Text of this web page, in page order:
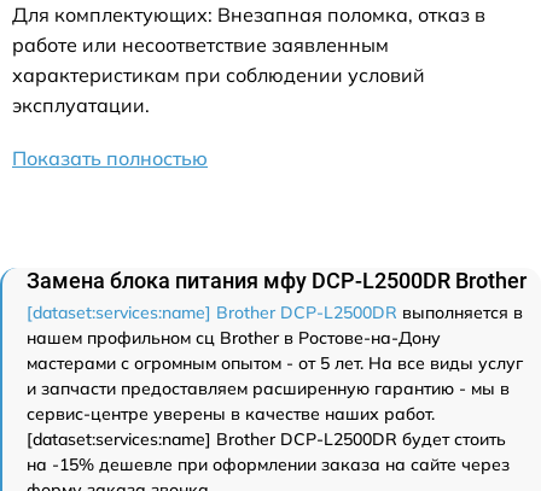
Для комплектующих: Внезапная поломка, отказ в
работе или несоответствие заявленным
характеристикам при соблюдении условий
эксплуатации.
Показать полностью
Замена блока питания мфу DCP-L2500DR Brother
[dataset:services:name] Brother DCP-L2500DR выполняется в
нашем профильном сц Brother в Ростове-на-Дону
мастерами с огромным опытом - от 5 лет. На все виды услуг
и запчасти предоставляем расширенную гарантию - мы в
сервис-центре уверены в качестве наших работ.
[dataset:services:name] Brother DCP-L2500DR будет стоить
на -15% дешевле при оформлении заказа на сайте через